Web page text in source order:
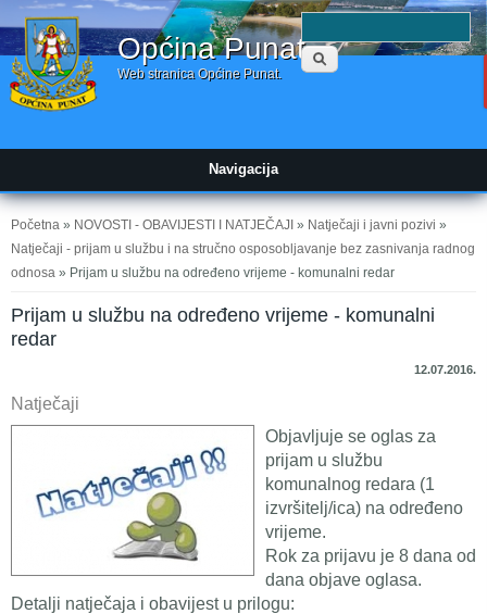
Općina Punat
Web stranica Općine Punat.
pretraživanja
Navigacija
Vi ste ovdje
Početna » NOVOSTI - OBAVIJESTI I NATJEČAJI » Natječaji i javni pozivi »
Natječaji - prijam u službu i na stručno osposobljavanje bez zasnivanja radnog
odnosa » Prijam u službu na određeno vrijeme - komunalni redar
Prijam u službu na određeno vrijeme - komunalni
redar
12.07.2016.
Natječaji
Objavljuje se oglas za
prijam u službu
komunalnog redara (1
izvršitelj/ica) na određeno
vrijeme.
Rok za prijavu je 8 dana od
dana objave oglasa.
Detalji natječaja i obavijest u prilogu: